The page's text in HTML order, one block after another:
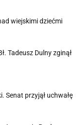
wiejskimi dziećmi
Tadeusz Dulny zginął
Senat przyjął uchwałę